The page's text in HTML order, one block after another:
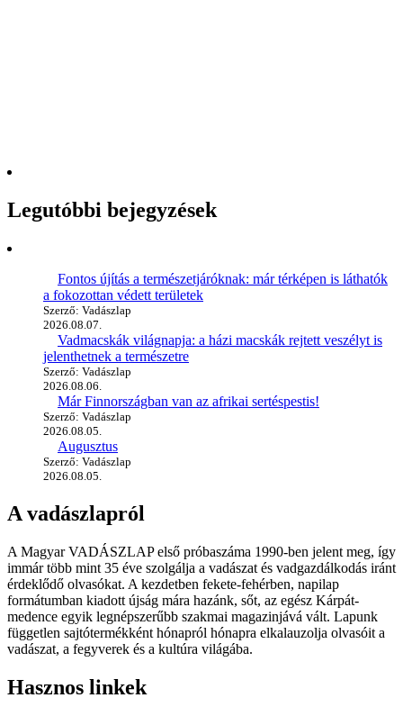
Legutóbbi bejegyzések
Fontos újítás a természetjáróknak: már térképen is láthatók
a fokozottan védett területek
Szerző: Vadászlap
2026.08.07.
Vadmacskák világnapja: a házi macskák rejtett veszélyt is
jelenthetnek a természetre
Szerző: Vadászlap
2026.08.06.
Már Finnországban van az afrikai sertéspestis!
Szerző: Vadászlap
2026.08.05.
Augusztus
Szerző: Vadászlap
2026.08.05.
A vadászlapról
A Magyar VADÁSZLAP első próbaszáma 1990-ben jelent meg, így
immár több mint 35 éve szolgálja a vadászat és vadgazdálkodás iránt
érdeklődő olvasókat. A kezdetben fekete-fehérben, napilap
formátumban kiadott újság mára hazánk, sőt, az egész Kárpát-
medence egyik legnépszerűbb szakmai magazinjává vált. Lapunk
független sajtótermékként hónapról hónapra elkalauzolja olvasóit a
vadászat, a fegyverek és a kultúra világába.
Hasznos linkek